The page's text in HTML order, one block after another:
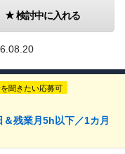
検討中に入れる
聞きたい応募可
残業月5h以下／1カ月